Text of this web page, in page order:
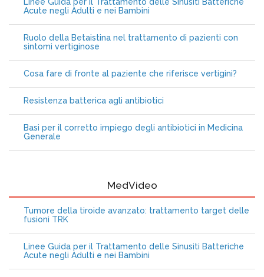
Acute negli Adulti e nei Bambini
Ruolo della Betaistina nel trattamento di pazienti con
sintomi vertiginose
Cosa fare di fronte al paziente che riferisce vertigini?
Resistenza batterica agli antibiotici
Basi per il corretto impiego degli antibiotici in Medicina
Generale
MedVideo
Tumore della tiroide avanzato: trattamento target delle
fusioni TRK
Linee Guida per il Trattamento delle Sinusiti Batteriche
Acute negli Adulti e nei Bambini